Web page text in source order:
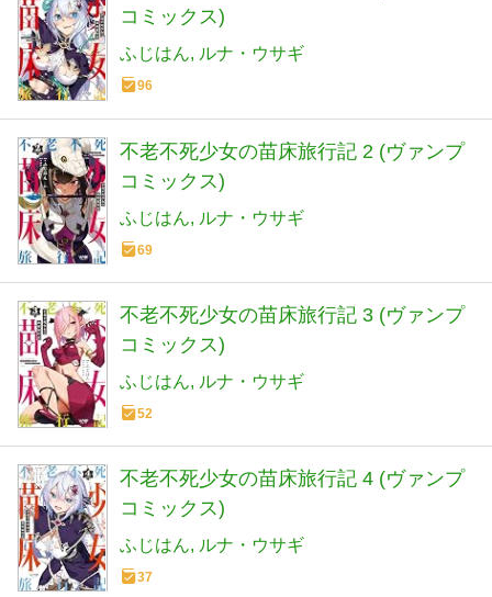
コミックス)
ふじはん ルナ・ウサギ
96
不老不死少女の苗床旅行記 2 (ヴァンプ
コミックス)
ふじはん ルナ・ウサギ
69
不老不死少女の苗床旅行記 3 (ヴァンプ
コミックス)
ふじはん ルナ・ウサギ
52
不老不死少女の苗床旅行記 4 (ヴァンプ
コミックス)
ふじはん ルナ・ウサギ
37